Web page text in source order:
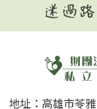
地址： 高雄市苓